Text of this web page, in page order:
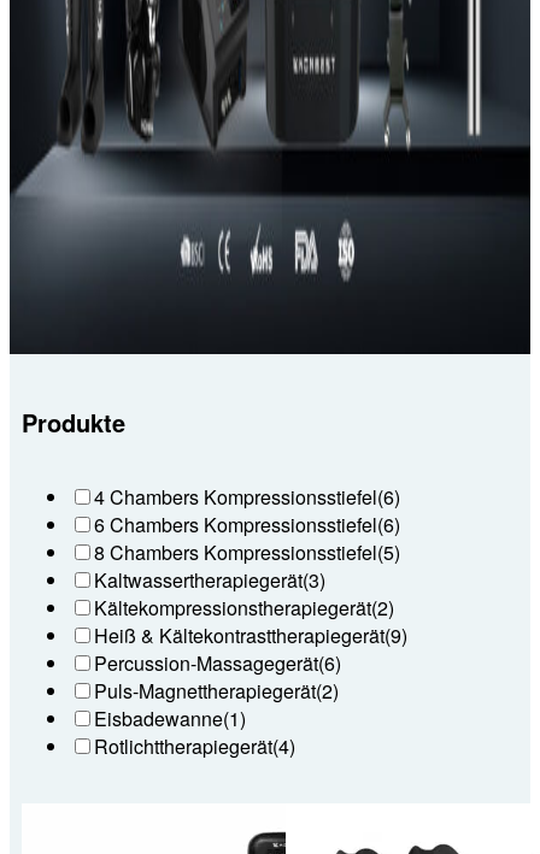
Produkte
4 Chambers Kompressionsstiefel(6)
6 Chambers Kompressionsstiefel(6)
8 Chambers Kompressionsstiefel(5)
Kaltwassertherapiegerät(3)
Kältekompressionstherapiegerät(2)
Heiß & Kältekontrasttherapiegerät(9)
Percussion-Massagegerät(6)
Puls-Magnettherapiegerät(2)
Eisbadewanne(1)
Rotlichttherapiegerät(4)